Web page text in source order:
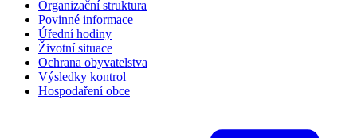
Organizační struktura
Povinné informace
Úřední hodiny
Životní situace
Ochrana obyvatelstva
Výsledky kontrol
Hospodaření obce